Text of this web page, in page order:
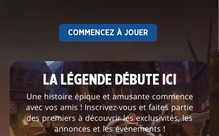
COMMENCEZ À JOUER
LA LÉGENDE DÉBUTE ICI
Une histoire épique et amusante commence
avec vos amis ! Inscrivez-vous et faites partie
des premiers à découvrir les exclusivités, les
annonces et les événements !